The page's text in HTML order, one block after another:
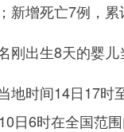
新增死亡7例，累
出生8天的婴儿
时间14日17时至
日6时在全国范围